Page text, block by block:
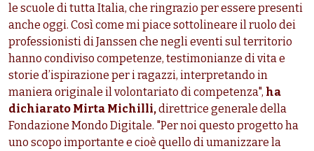
le scuole di tutta Italia, che ringrazio per essere presenti
anche oggi. Così come mi piace sottolineare il ruolo dei
professionisti di Janssen che negli eventi sul territorio
hanno condiviso competenze, testimonianze di vita e
storie d’ispirazione per i ragazzi, interpretando in
maniera originale il volontariato di competenza", ha
dichiarato Mirta Michilli, direttrice generale della
Fondazione Mondo Digitale. "Per noi questo progetto ha
uno scopo importante e cioè quello di umanizzare la